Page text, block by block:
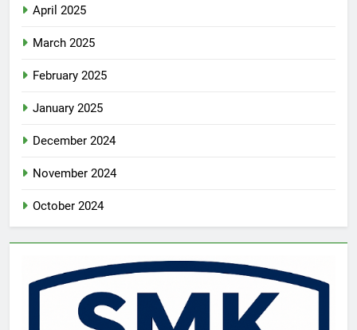
April 2025
March 2025
February 2025
January 2025
December 2024
November 2024
October 2024